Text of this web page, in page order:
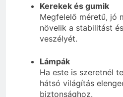
Kerekek és gumik
Megfelelő méretű, jó
növelik a stabilitást
veszélyét.
Lámpák
Ha este is szeretnél
hátsó világítás
biztonsághoz.